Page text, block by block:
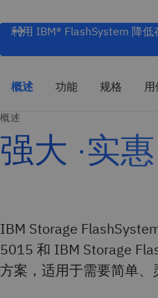
利用 IBM® FlashSystem 降低
概述 功能 规格 用
概述
强大 ·实
IBM Storage
5015 和 IBM Storage
方案，适用于需要简单、